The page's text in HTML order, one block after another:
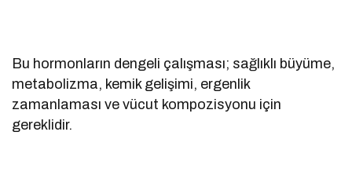
Bu hormonların dengeli çalışması; sağlıklı büyüme,
metabolizma, kemik gelişimi, ergenlik
zamanlaması ve vücut kompozisyonu için
gereklidir.